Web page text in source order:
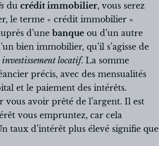
du crédit immobilier, vous serez
le terme « crédit immobilier »
d’une banque ou d’un autre
bien immobilier, qu’il s’agisse de
investissement locatif. La somme
précis, avec des mensualités
et le paiement des intérêts.
avoir prêté de l’argent. Il est
vous empruntez, car cela
taux d’intérêt plus élevé signifie que